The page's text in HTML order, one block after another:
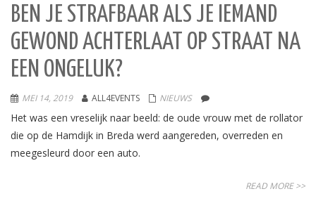
BEN JE STRAFBAAR ALS JE IEMAND
GEWOND ACHTERLAAT OP STRAAT NA
EEN ONGELUK?
MEI 14, 2019 ALL4EVENTS NIEUWS
Het was een vreselijk naar beeld: de oude vrouw met de rollator
die op de Hamdijk in Breda werd aangereden, overreden en
meegesleurd door een auto.
READ MORE >>